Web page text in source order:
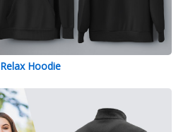
Relax Hoodie